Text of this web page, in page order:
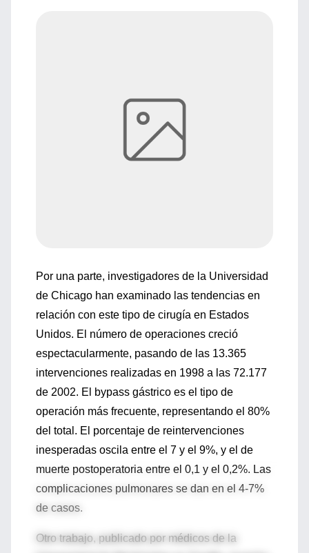
Por una parte, investigadores de la Universidad
de Chicago han examinado las tendencias en
relación con este tipo de cirugía en Estados
Unidos. El número de operaciones creció
espectacularmente, pasando de las 13.365
intervenciones realizadas en 1998 a las 72.177
de 2002. El bypass gástrico es el tipo de
operación más frecuente, representando el 80%
del total. El porcentaje de reintervenciones
inesperadas oscila entre el 7 y el 9%, y el de
muerte postoperatoria entre el 0,1 y el 0,2%. Las
complicaciones pulmonares se dan en el 4-7%
de casos.
Otro trabajo, publicado por médicos de la